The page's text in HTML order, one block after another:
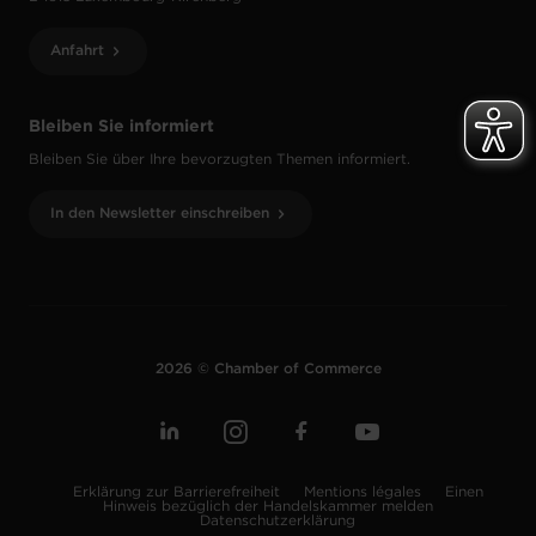
Bleiben Sie informiert
Bleiben Sie über Ihre bevorzugten Themen informiert.
In den Newsletter einschreiben
Anfahrt
2026 © Chamber of Commerce
Erklärung zur Barrierefreiheit Mentions légales
Einen
Hinweis bezüglich der Handelskammer melden
Datenschutzerklärung